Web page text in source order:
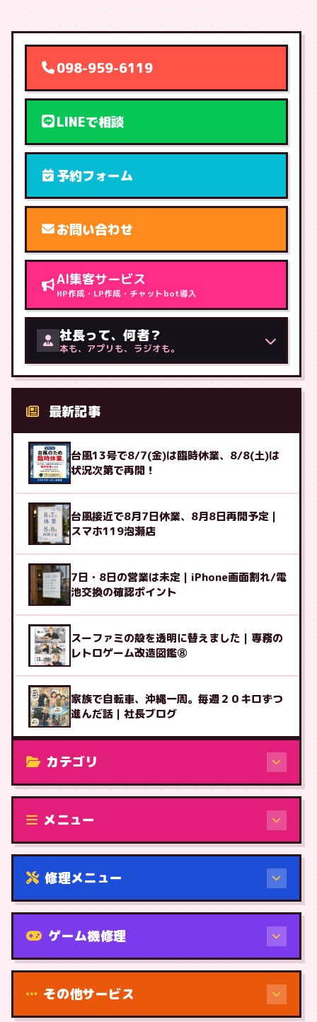
098-959-6119
LINEで相談
予約フォーム
お問い合わせ
AI集客サービス
HP作成・LP作成・チャットbot導入
社長って、何者？
本も、アプリも、ラジオも。
最新記事
台風13号で8/7(金)は臨時休業、8/8(土)は
状況次第で再開！
台風接近で8月7日休業、8月8日再開予定｜
スマホ119泡瀬店
7日・8日の営業は未定｜iPhone画面割れ/電
池交換の確認ポイント
スーファミの殻を透明に替えました｜専務の
レトロゲーム改造図鑑⑧
家族で自転車、沖縄一周。毎週２０キロずつ
進んだ話｜社長ブログ
カテゴリ
修理（機種から）
メニュー
修理メニュー
機種から
ゲーム機修理
その他サービス